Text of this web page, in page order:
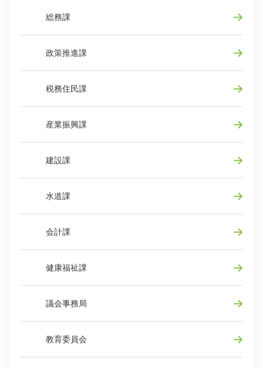
総務課
政策推進課
税務住民課
産業振興課
建設課
水道課
会計課
健康福祉課
議会事務局
教育委員会